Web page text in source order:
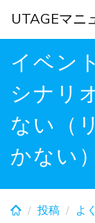
Skip
content
イベン
シナリ
ない（
かない）
投稿 よ
UTAGEマニ